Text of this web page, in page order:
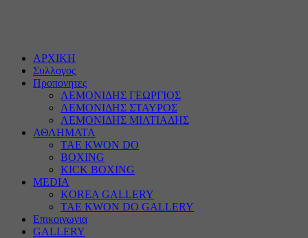
ΑΡΧΙΚΗ
Συλλογος
Προπονητες
ΛΕΜΟΝΙΔΗΣ ΓΕΩΡΓΙΟΣ
ΛΕΜΟΝΙΔΗΣ ΣΤΑΥΡΟΣ
ΛΕΜΟΝΙΔΗΣ ΜΙΛΤΙΑΔΗΣ
ΑΘΛΗΜΑΤΑ
TAE KWON DO
BOXING
KICK BOXING
MEDIA
KOREA GALLERY
TAE KWON DO GALLERY
Επικοινωνια
GALLERY